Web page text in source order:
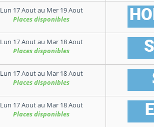
Lun 17 Aoutau Mer 19 Aout
Places disponibles
Lun 17 Aoutau Mar 18 Aout
Places disponibles
Lun 17 Aoutau Mar 18 Aout
Places disponibles
Lun 17 Aoutau Mar 18 Aout
Places disponibles